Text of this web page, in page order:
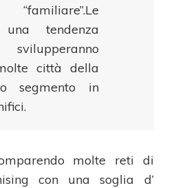
tendenza
città della
segmento in
molte reti di
con una soglia d’